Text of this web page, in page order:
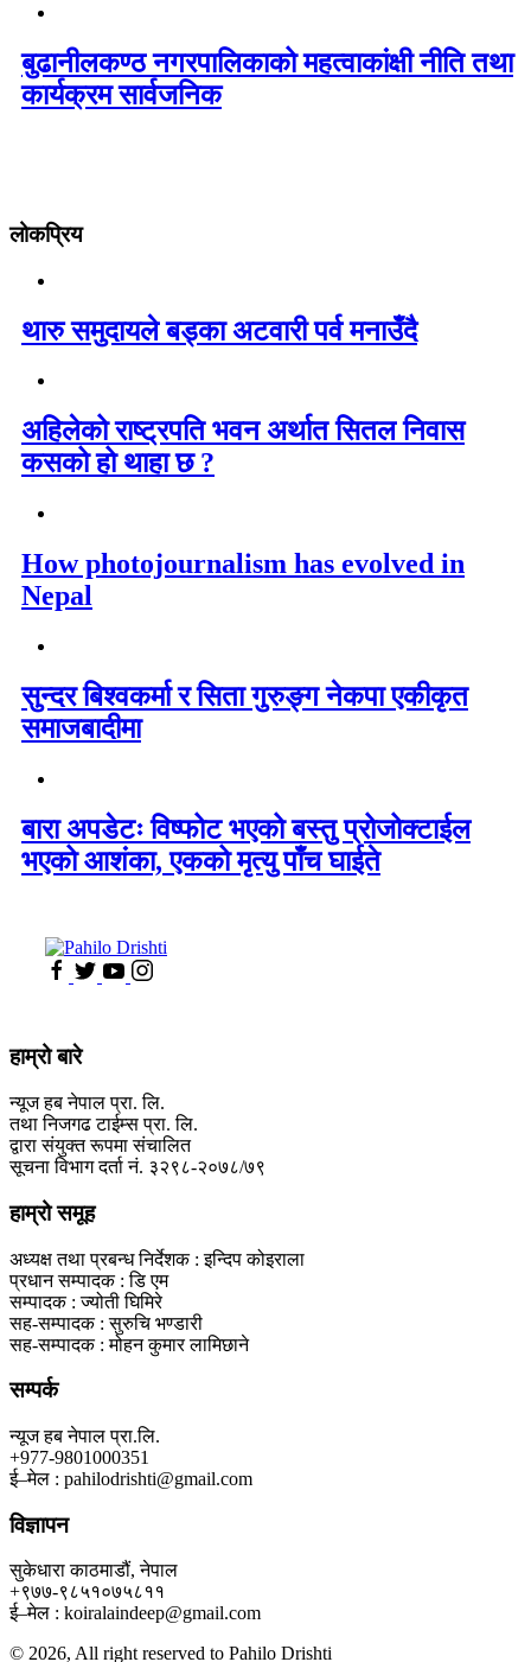
बुढानीलकण्ठ नगरपालिकाको महत्वाकांक्षी नीति तथा
कार्यक्रम सार्वजनिक
लोकप्रिय
थारु समुदायले बड्का अटवारी पर्व मनाउँदै
अहिलेको राष्ट्रपति भवन अर्थात सितल निवास
कसको हो थाहा छ ?
How photojournalism has evolved in
Nepal
सुन्दर बिश्वकर्मा र सिता गुरुङ्ग नेकपा एकीकृत
समाजबादीमा
बारा अपडेटः विष्फोट भएको बस्तु प्रोजोक्टाईल
भएको आशंका, एकको मृत्यु पाँच घाईते
हाम्रो बारे
न्यूज हब नेपाल प्रा. लि.
तथा निजगढ टाईम्स प्रा. लि.
द्वारा संयुक्त रूपमा संचालित
सूचना विभाग दर्ता नं. ३२९८-२०७८/७९
हाम्रो समूह
अध्यक्ष तथा प्रबन्ध निर्देशक : इन्दिप कोइराला
प्रधान सम्पादक : डि एम
सम्पादक : ज्योती घिमिरे
सह-सम्पादक : सुरुचि भण्डारी
सह-सम्पादक : मोहन कुमार लामिछाने
सम्पर्क
न्यूज हब नेपाल प्रा.लि.
+977-9801000351
ई–मेल : pahilodrishti@gmail.com
विज्ञापन
सुकेधारा काठमाडौं, नेपाल
+९७७-९८५१०७५८११
ई–मेल : koiralaindeep@gmail.com
© 2026, All right reserved to Pahilo Drishti